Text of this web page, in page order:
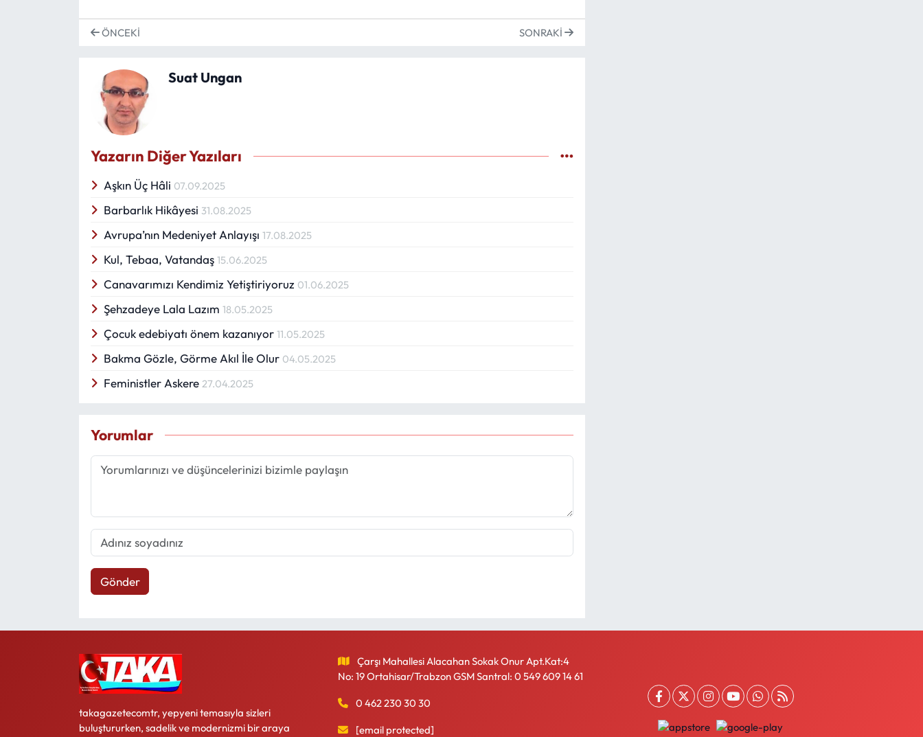
ÖNCEKI SONRAKI
Suat Ungan
Yazarın Diğer Yazıları
Aşkın Üç Hâli 07.09.2025
Barbarlık Hikâyesi 31.08.2025
Avrupa’nın Medeniyet Anlayışı17.08.2025
Kul, Tebaa, Vatandaş15.06.2025
Canavarımızı Kendimiz Yetiştiriyoruz 01.06.2025
Şehzadeye Lala Lazım18.05.2025
Çocuk edebiyatı önem kazanıyor11.05.2025
Bakma Gözle, Görme Akıl İle Olur 04.05.2025
Feministler Askere 27.04.2025
Yorumlar
Gönder
takagazetecomtr, yepyeni temasıyla sizleri
buluştururken, sadelik ve modernizmi bir araya
Çarşı Mahallesi Alacahan Sokak Onur Apt.Kat:4
No: 19 Ortahisar/Trabzon GSM Santral: 0 549 609 14 61
0 462 230 30 30
[email protected]